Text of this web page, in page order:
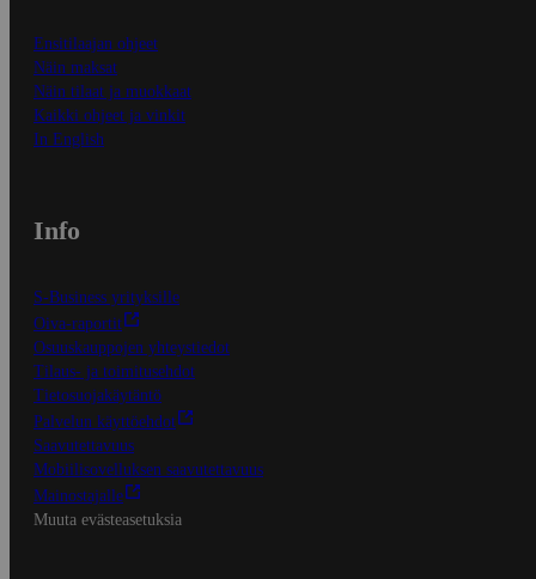
Ensitilaajan ohjeet
Näin maksat
Näin tilaat ja muokkaat
Kaikki ohjeet ja vinkit
In English
Info
S-Business yrityksille
Oiva-raportit
Osuuskauppojen yhteystiedot
Tilaus- ja toimitusehdot
Tietosuojakäytäntö
Palvelun käyttöehdot
Saavutettavuus
Mobiilisovelluksen saavutettavuus
Mainostajalle
Muuta evästeasetuksia